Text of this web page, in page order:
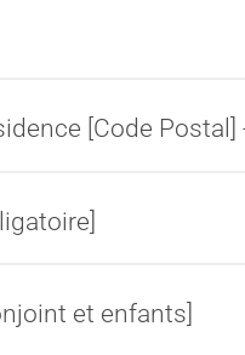
[Code Postal]
et enfants]